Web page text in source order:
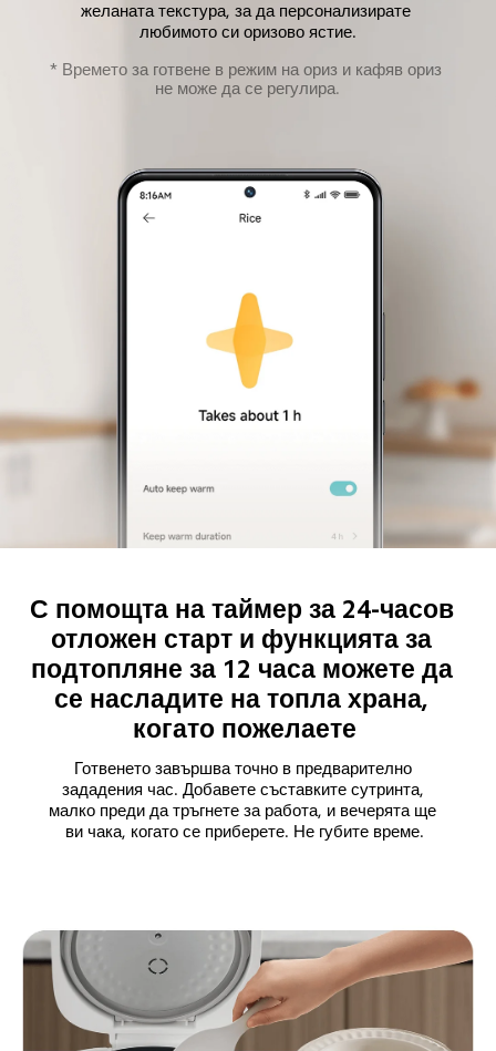
желаната текстура, за да персонализирате
любимото си оризово ястие.
* Времето за готвене в режим на ориз и кафяв ориз
не може да се регулира.
С помощта на таймер за 24-часов
отложен старт и функцията за
подтопляне за 12 часа можете да
се насладите на топла храна,
когато пожелаете
Готвенето завършва точно в предварително
зададения час. Добавете съставките сутринта,
малко преди да тръгнете за работа, и вечерята ще
ви чака, когато се приберете. Не губите време.